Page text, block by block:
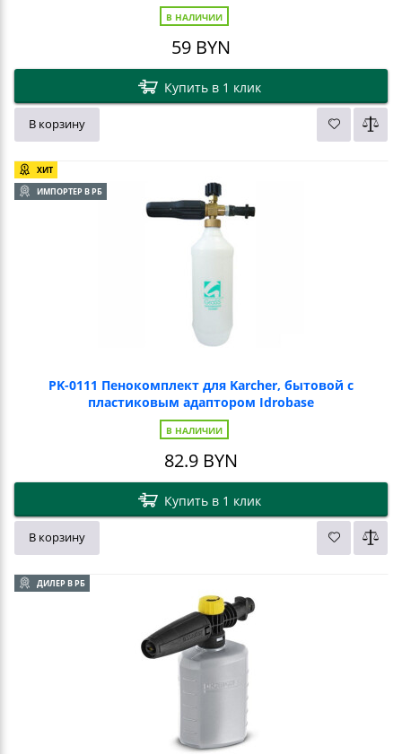
В НАЛИЧИИ
59 BYN
Купить в 1 клик
В корзину
ХИТ
ИМПОРТЕР В РБ
PK-0111 Пенокомплект для Karcher, бытовой с
пластиковым адаптором Idrobase
В НАЛИЧИИ
82.9 BYN
Купить в 1 клик
В корзину
ДИЛЕР В РБ